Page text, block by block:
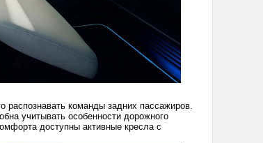
распознавать команды задних пассажиров.
учитывать особенности дорожного
доступны активные кресла с